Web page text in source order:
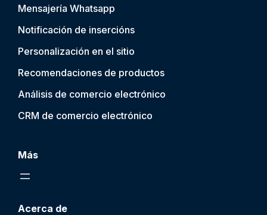
Mensajería Whatsapp
Notificación de insercións
Personalización en el sitio
Recomendaciones de productos
Análisis de comercio electrónico
CRM de comercio electrónico
Más
Acerca de